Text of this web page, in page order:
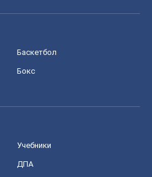
Баскетбол
Бокс
Учебники
ДПА